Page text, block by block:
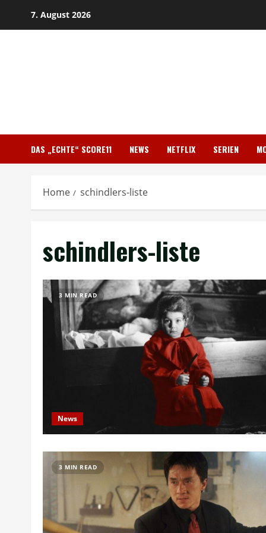
7. August 2026
DAS „ECHTE“ SCORE11 NEWS NETFLIX SERIEN
Home schindlers-liste
schindlers-liste
3 MIN READ
News
3 MIN READ